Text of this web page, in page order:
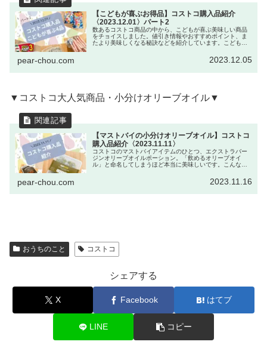
【こどもが喜ぶお得品】コストコ購入品紹介
〈2023.12.01〉パート2
数あるコストコ商品の中から、こどもが喜ぶ美味しい商品
をチョイスしました。値引き情報やおすすめポイント、ま
たより美味しくなる秘訣などを紹介しています。こどもは
pear-chou.com 2023.12.05
▼コストコ大人気商品・小分けオリーブオイル▼
【マストバイの小分けオリーブオイル】コストコ
購入品紹介〈2023.11.11〉
コストコのマストバイアイテムのひとつ、エクストラバー
ジンオリーブオイルポーション。「飲めるオリーブオイ
ル」と命名してしまうほど本当に美味しいです。こんなに
pear-chou.com 2023.11.16
おうちのこと コストコ
シェアする
X Facebook はてブ
LINE コピー